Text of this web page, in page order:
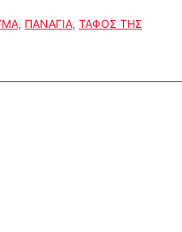
, ΠΑΝΑΓΙΑ, ΤΑΦΟΣ ΤΗΣ